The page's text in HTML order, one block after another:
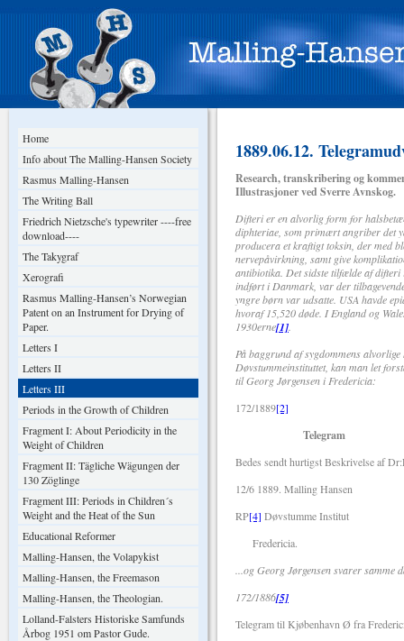
Home
Info about The Malling-Hansen Society
Rasmus Malling-Hansen
The Writing Ball
Friedrich Nietzsche's typewriter ----free
download----
The Takygraf
Xerografi
Rasmus Malling-Hansen’s Norwegian
Patent on an Instrument for Drying of
Paper.
Letters I
Letters II
Letters III
Periods in the Growth of Children
Fragment I: About Periodicity in the
Weight of Children
Fragment II: Tägliche Wägungen der
130 Zöglinge
Fragment III: Periods in Children´s
Weight and the Heat of the Sun
Educational Reformer
Malling-Hansen, the Volapykist
Malling-Hansen, the Freemason
Malling-Hansen, the Theologian.
Lolland-Falsters Historiske Samfunds
Årbog 1951 om Pastor Gude.
1889.06.12.
Research, transkribering og
Illustrasjoner ved Sverre Avnskog.
Difteri er en alvorlig form for
diphteriae, som primært angriber det
producera et kraftigt toksin, der med
nervepåvirkning, samt give
antibiotika. Det sidste tilfælde af difteri
indført i Danmark, var der
yngre børn var udsatte. USA havde
hvoraf 15,520 døde. I England og
1930erne[1]
På baggrund af sygdommens
Døvstummeinstituttet, kan man let
til Georg Jørgensen i Fredericia:
172/1889[2]
Telegram
Bedes sendt hurtigst Beskrivelse af
12/6 1889. Malling Hansen
RP[4] Døvstumme Institut
Fredericia.
...og Georg Jørgensen svarer samme
172/1886[5]
Telegram til Kjøbenhavn Ø fra